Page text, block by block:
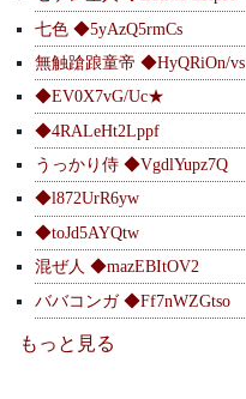
七色 ◆5yAzQ5rmCs
無触蹌踉童帝 ◆HyQRiOn/vs
◆EV0X7vG/Uc★
◆4RALeHt2Lppf
うっかり侍 ◆VgdlYupz7Q
◆l872UrR6yw
◆toJd5AYQtw
混ぜ人 ◆mazEBItOV2
ババコンガ ◆Ff7nWZGtso
もっと見る